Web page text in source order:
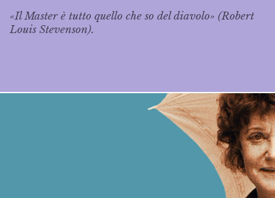
«Il Master è tutto quello che so del diavolo» (Robert
Louis Stevenson).